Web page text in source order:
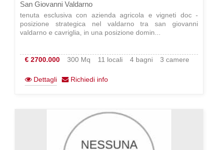
San Giovanni Valdarno
tenuta esclusiva con azienda agricola e vigneti doc -
posizione strategica nel valdarno tra san giovanni
valdarno e cavriglia, in una posizione domin...
€ 2700.000 300 Mq 11 locali 4 bagni 3 camere
Dettagli Richiedi info